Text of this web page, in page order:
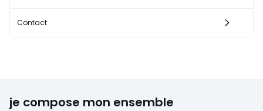
Contact
je compose mon ensemble